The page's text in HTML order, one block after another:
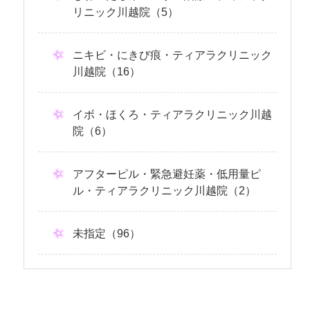
リニック川越院（5）
ニキビ・にきび痕・ティアラクリニック
川越院（16）
イボ・ほくろ・ティアラクリニック川越
院（6）
アフターピル・緊急避妊薬・低用量ピ
ル・ティアラクリニック川越院（2）
未指定（96）